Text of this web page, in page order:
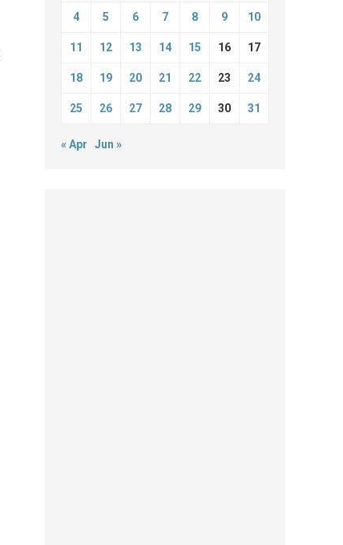
4 5 6 7 8 9 10
11 12 13 14 15 16 17
18 19 20 21 22 23 24
25 26 27 28 29 30 31
« Apr Jun »